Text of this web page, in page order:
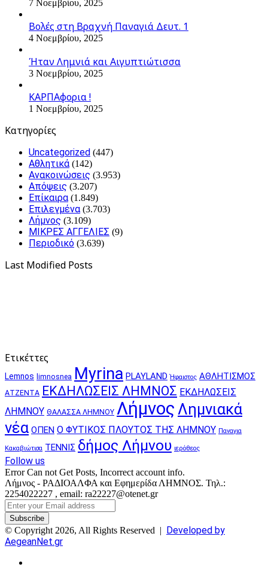
7 Νοεμβρίου, 2025
Βολές στη Βραχνή Παναγιά Δευτ. 1
4 Νοεμβρίου, 2025
Ήταν Λημνιά και Αιγυπτιώτισσα
3 Νοεμβρίου, 2025
ΚΑΡΠΑφορια !
1 Νοεμβρίου, 2025
Kατηγορίες
Uncategorized (447)
Αθλητικά (142)
Ανακοινώσεις (3.953)
Απόψεις (3.207)
Επίκαιρα (1.849)
Επιλεγμένα (3.703)
Λήμνος (3.109)
ΜΙΚΡΕΣ ΑΓΓΕΛΙΕΣ (9)
Περιοδικό (3.639)
Last Modified Posts
Ετικέττες
Lemnos limnosnea Myrina PLAYLAND Ήφαιστος ΑΘΛΗΤΙΣΜΟΣ
ΑΤΖΕΝΤΑ ΕΚΔΗΛΩΣΕΙΣ ΛΗΜΝΟΣ ΕΚΔΗΛΩΣΕΙΣ
ΛΗΜΝΟΥ ΘΑΛΑΣΣΑ ΛΗΜΝΟΥ Λήμνος Λημνιακά
νέα ΟΠΕΝ Ο ΦΥΤΙΚΟΣ ΠΛΟΥΤΟΣ ΤΗΣ ΛΗΜΝΟΥ Παναγια
Κακαβιώτισα ΤΕΝΝΙΣ δήμος Λήμνου ιερόθεος
Follow us
Error Can not Get Posts, Incorrect account info.
Λήμνος - ΡΑΔΙΟΑΛΦΑ και Εφημερίδα ΛΗΜΝΟΣ. Τηλ.:
2254022227 , email: ra22227@otenet.gr
Enter
your
Email
address
© Copyright 2026, All Rights Reserved | Developed by
AegeanNet.gr